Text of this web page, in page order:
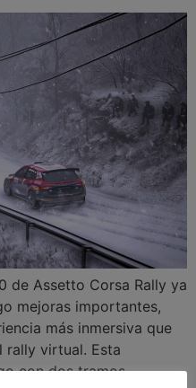
de Assetto Corsa Rally ya
mejoras importantes,
más inmersiva que
rally virtual. Esta
con dos tramos